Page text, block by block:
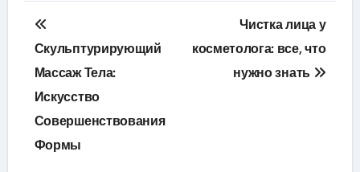
Навигация
по
записям
Скульптурирующий
Массаж Тела:
Искусство
Совершенствования
Формы
Чистка лица у
косметолога: все, что
нужно знать